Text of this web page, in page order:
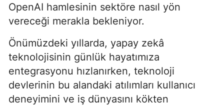
OpenAI hamlesinin sektöre nasıl yön
vereceği merakla bekleniyor.
Önümüzdeki yıllarda, yapay zekâ
teknolojisinin günlük hayatımıza
entegrasyonu hızlanırken, teknoloji
devlerinin bu alandaki atılımları kullanıcı
deneyimini ve iş dünyasını kökten